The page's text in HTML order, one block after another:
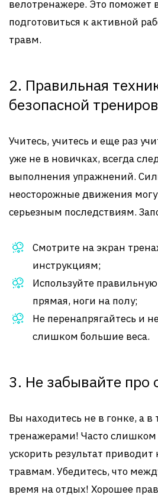
велотренажере. Это
подготовиться к активной
травм.
2. Правильная
безопасной
Учитесь, учитесь и еще раз
уже не в новичках, всегда
выполнения упражнений.
неосторожные движения
серьезным последствиям.
Смотрите на экран
инструкциям;
Используйте
прямая, ноги на полу;
Не перенапрягайтесь и
слишком большие веса.
3. Не забывайте про
Вы находитесь не в гонке, а в
тренажерами! Часто
ускорить результат приводит
травмам. Убедитесь, что
время на отдых! Хорошее